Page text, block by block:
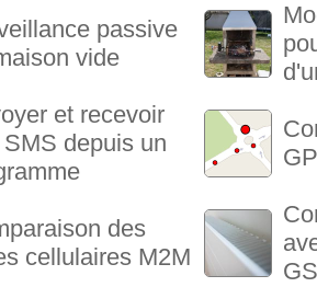
passive
vide
et recevoir
depuis un
des
cellulaires M2M